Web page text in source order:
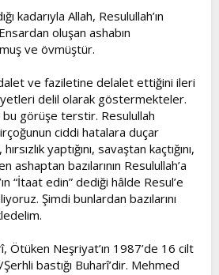
kadarıyla Allah, Resulullah’ın
oluşan ashabın
ve övmüştür.
ve faziletine delalet ettiğini ileri
delil olarak göstermekteler.
görüşe terstir. Resulullah
ciddi hatalara duçar
yaptığını, savaştan kaçtığını,
ashaptan bazılarının Resulullah’a
“İtaat edin” dediği hâlde Resul’e
Şimdi bunlardan bazılarını
Ötüken Neşriyat’ın 1987’de 16 cilt
bastığı Buharî’dir. Mehmed